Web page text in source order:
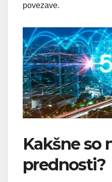
povezave.
Kakšne so
prednosti?